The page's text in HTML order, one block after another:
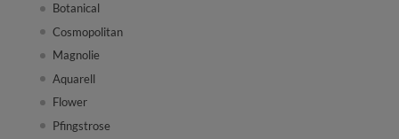
Botanical
Cosmopolitan
Magnolie
Aquarell
Flower
Pfingstrose